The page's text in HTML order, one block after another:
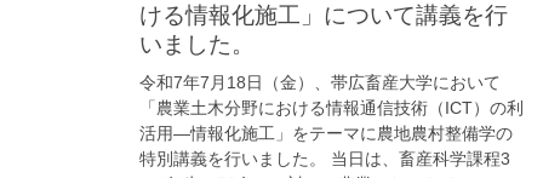
ける情報化施工」について講義を行
いました。
令和7年7月18日（金）、帯広畜産大学において
「農業土木分野における情報通信技術（ICT）の利
活用―情報化施工」をテーマに農地農村整備学の
特別講義を行いました。 当日は、畜産科学課程3